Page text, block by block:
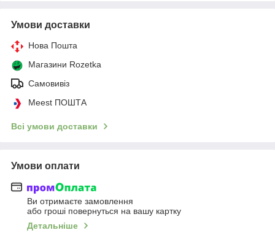
Умови доставки
Нова Пошта
Магазини Rozetka
Самовивіз
Meest ПОШТА
Всі умови доставки
Умови оплати
Ви отримаєте замовлення
або гроші повернуться на вашу картку
Детальніше